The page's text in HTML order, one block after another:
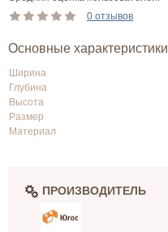
0 отзывов
Основные характеристики
Ширина
Глубина
Высота
Размер
Материал
ПРОИЗВОДИТЕЛЬ